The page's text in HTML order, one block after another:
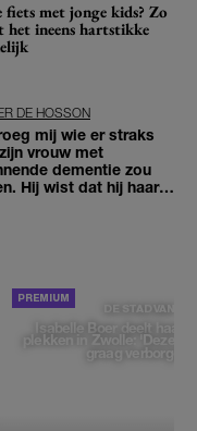
fiets met jonge kids? Zo
het ineens hartstikke
DE HOSSON
mij wie er straks
vrouw met
dementie zou
Hij wist dat hij haar
DE STAD VAN
Isabelle Boer deelt haar
plekken in Zwolle: 'Deze
graag verborgen'